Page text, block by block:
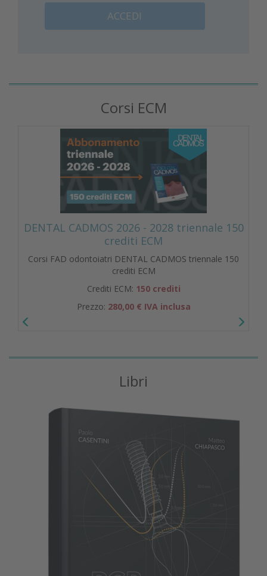
ACCEDI
Corsi ECM
DENTAL CADMOS 2026 - 2028 triennale 150
crediti ECM
Corsi FAD odontoiatri DENTAL CADMOS triennale 150
crediti ECM
Crediti ECM: 150 crediti
Prezzo: 280,00 € IVA inclusa
Libri